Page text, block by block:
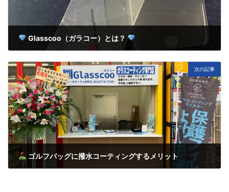
Glasscoo（ガラコー）とは？
次の記事
ゴルフバッグに撥水コーティングするメリット